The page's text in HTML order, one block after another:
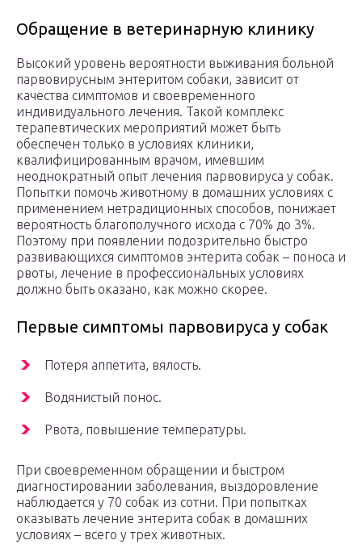
Обращение в ветеринарную клинику
Высокий уровень вероятности выживания больной
парвовирусным энтеритом собаки, зависит от
качества симптомов и своевременного
индивидуального лечения. Такой комплекс
терапевтических мероприятий может быть
обеспечен только в условиях клиники,
квалифицированным врачом, имевшим
неоднократный опыт лечения парвовируса у собак.
Попытки помочь животному в домашних условиях с
применением нетрадиционных способов, понижает
вероятность благополучного исхода с 70% до 3%.
Поэтому при появлении подозрительно быстро
развивающихся симптомов энтерита собак – поноса и
рвоты, лечение в профессиональных условиях
должно быть оказано, как можно скорее.
Первые симптомы парвовируса у собак
Потеря аппетита, вялость.
Водянистый понос.
Рвота, повышение температуры.
При своевременном обращении и быстром
диагностировании заболевания, выздоровление
наблюдается у 70 собак из сотни. При попытках
оказывать лечение энтерита собак в домашних
условиях – всего у трех животных.